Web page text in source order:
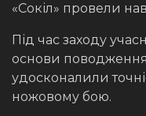
«Сокіл» провели
Під час заходу
основи поводження
удосконалили
ножовому бою.